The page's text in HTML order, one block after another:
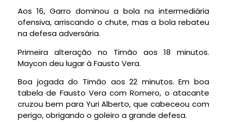
Aos 16, Garro dominou a bola na intermediária
ofensiva, arriscando o chute, mas a bola rebateu
na defesa adversária.
Primeira alteração no Timão aos 18 minutos.
Maycon deu lugar à Fausto Vera.
Boa jogada do Timão aos 22 minutos. Em boa
tabela de Fausto Vera com Romero, o atacante
cruzou bem para Yuri Alberto, que cabeceou com
perigo, obrigando o goleiro a grande defesa.